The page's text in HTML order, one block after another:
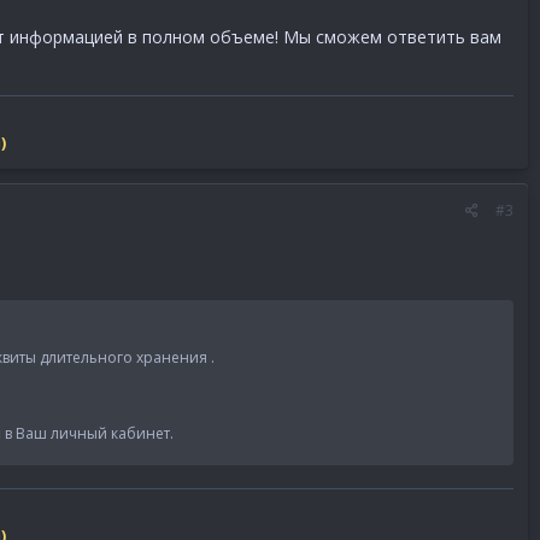
информацией в полном объеме! Мы сможем ответить вам
#3
длительного хранения .
в Ваш личный кабинет.